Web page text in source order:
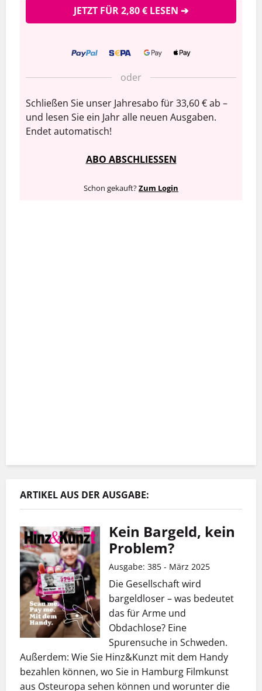
JETZT FÜR 2,80 € LESEN ➔
oder
Schließen Sie unser Jahresabo für 33,60 € ab –
und lesen Sie ein Jahr alle neuen Ausgaben.
Endet automatisch!
ABO ABSCHLIESSEN
Schon gekauft?Zum Login
ARTIKEL AUS DER AUSGABE:
Kein Bargeld, kein
Problem?
Ausgabe: 385 - März 2025
Die Gesellschaft wird
bargeldloser – was bedeutet
das für Arme und
Obdachlose? Eine
Spurensuche in Schweden.
Außerdem: Wie Sie Hinz&Kunzt mit dem Handy
bezahlen können, wo Sie in Hamburg Filmkunst
aus Osteuropa sehen können und worunter die